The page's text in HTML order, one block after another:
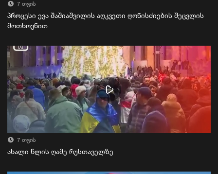
7 თვის
პროცესი ევა შაშიაშვილის აღკვეთი ღონისძიების შეცვლის
მოთხოვნით
7 თვის
ახალი წლის ღამე რუსთაველზე